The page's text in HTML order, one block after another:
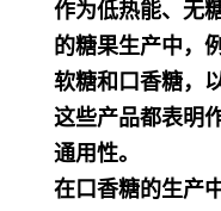
作为低热能、无
的糖果生产中，
软糖和口香糖，
这些产品都表明
通用性。
在口香糖的生产